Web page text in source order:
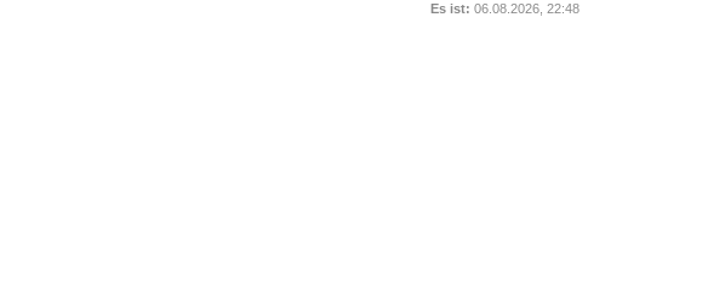
Es ist: 06.08.2026, 22:48